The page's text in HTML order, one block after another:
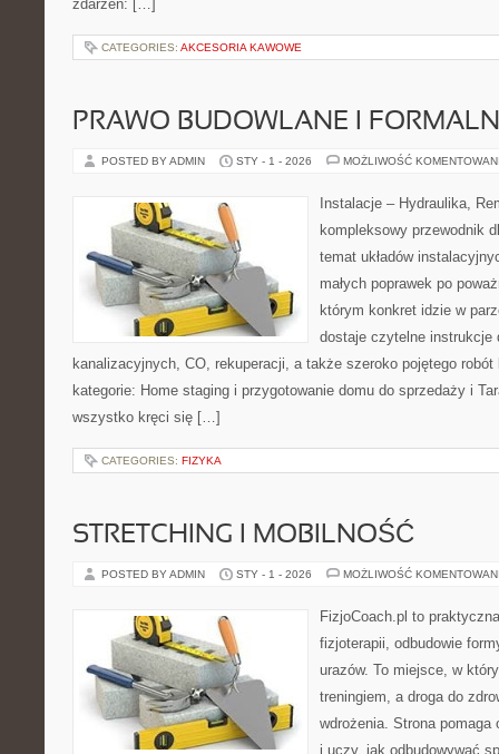
zdarzeń: […]
CATEGORIES: AKCESORIA KAWOWE
PRAWO BUDOWLANE I
POSTED BY ADMIN STY - 1 - 2026 MOŻLIWOŚĆ
Instalacje – Hydraulika,
kompleksowy przewodnik
temat układów
małych poprawek po
którym konkret idzie w
dostaje czytelne instrukcje
kanalizacyjnych, CO, rekuperacji, a także szeroko pojętego
kategorie: Home staging i przygotowanie domu do sprzedaży i
wszystko kręci się […]
CATEGORIES: FIZYKA
STRETCHING I MOBILNOŚĆ
POSTED BY ADMIN STY - 1 - 2026 MOŻLIWOŚĆ
FizjoCoach.pl to
fizjoterapii, odbudowie
urazów. To miejsce, w
treningiem, a droga do
wdrożenia. Strona pomaga
i uczy, jak odbudowywać